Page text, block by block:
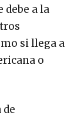
debe a la
si llega a
o